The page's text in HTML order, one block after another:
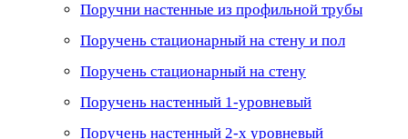
Поручни настенные из профильной трубы
Поручень стационарный на стену и пол
Поручень стационарный на стену
Поручень настенный 1-уровневый
Поручень настенный 2-х уровневый